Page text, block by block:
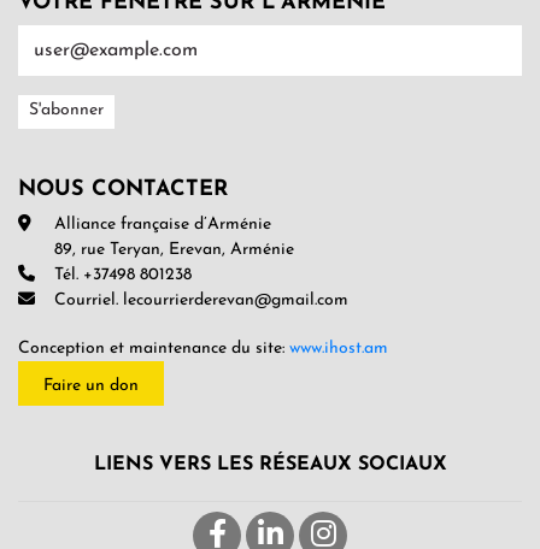
NOUS CONTACTER
Alliance française d’Arménie
89, rue Teryan, Erevan, Arménie
Tél. +37498 801238
Courriel. lecourrierderevan@gmail.com
Conception et maintenance du site: www.ihost.am
Faire un don
LIENS VERS LES RÉSEAUX SOCIAUX